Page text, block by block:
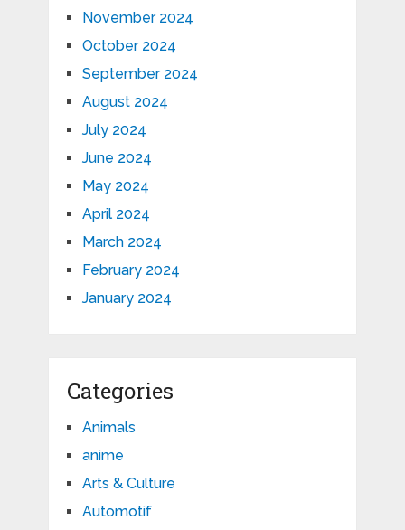
November 2024
October 2024
September 2024
August 2024
July 2024
June 2024
May 2024
April 2024
March 2024
February 2024
January 2024
Categories
Animals
anime
Arts & Culture
Automotif